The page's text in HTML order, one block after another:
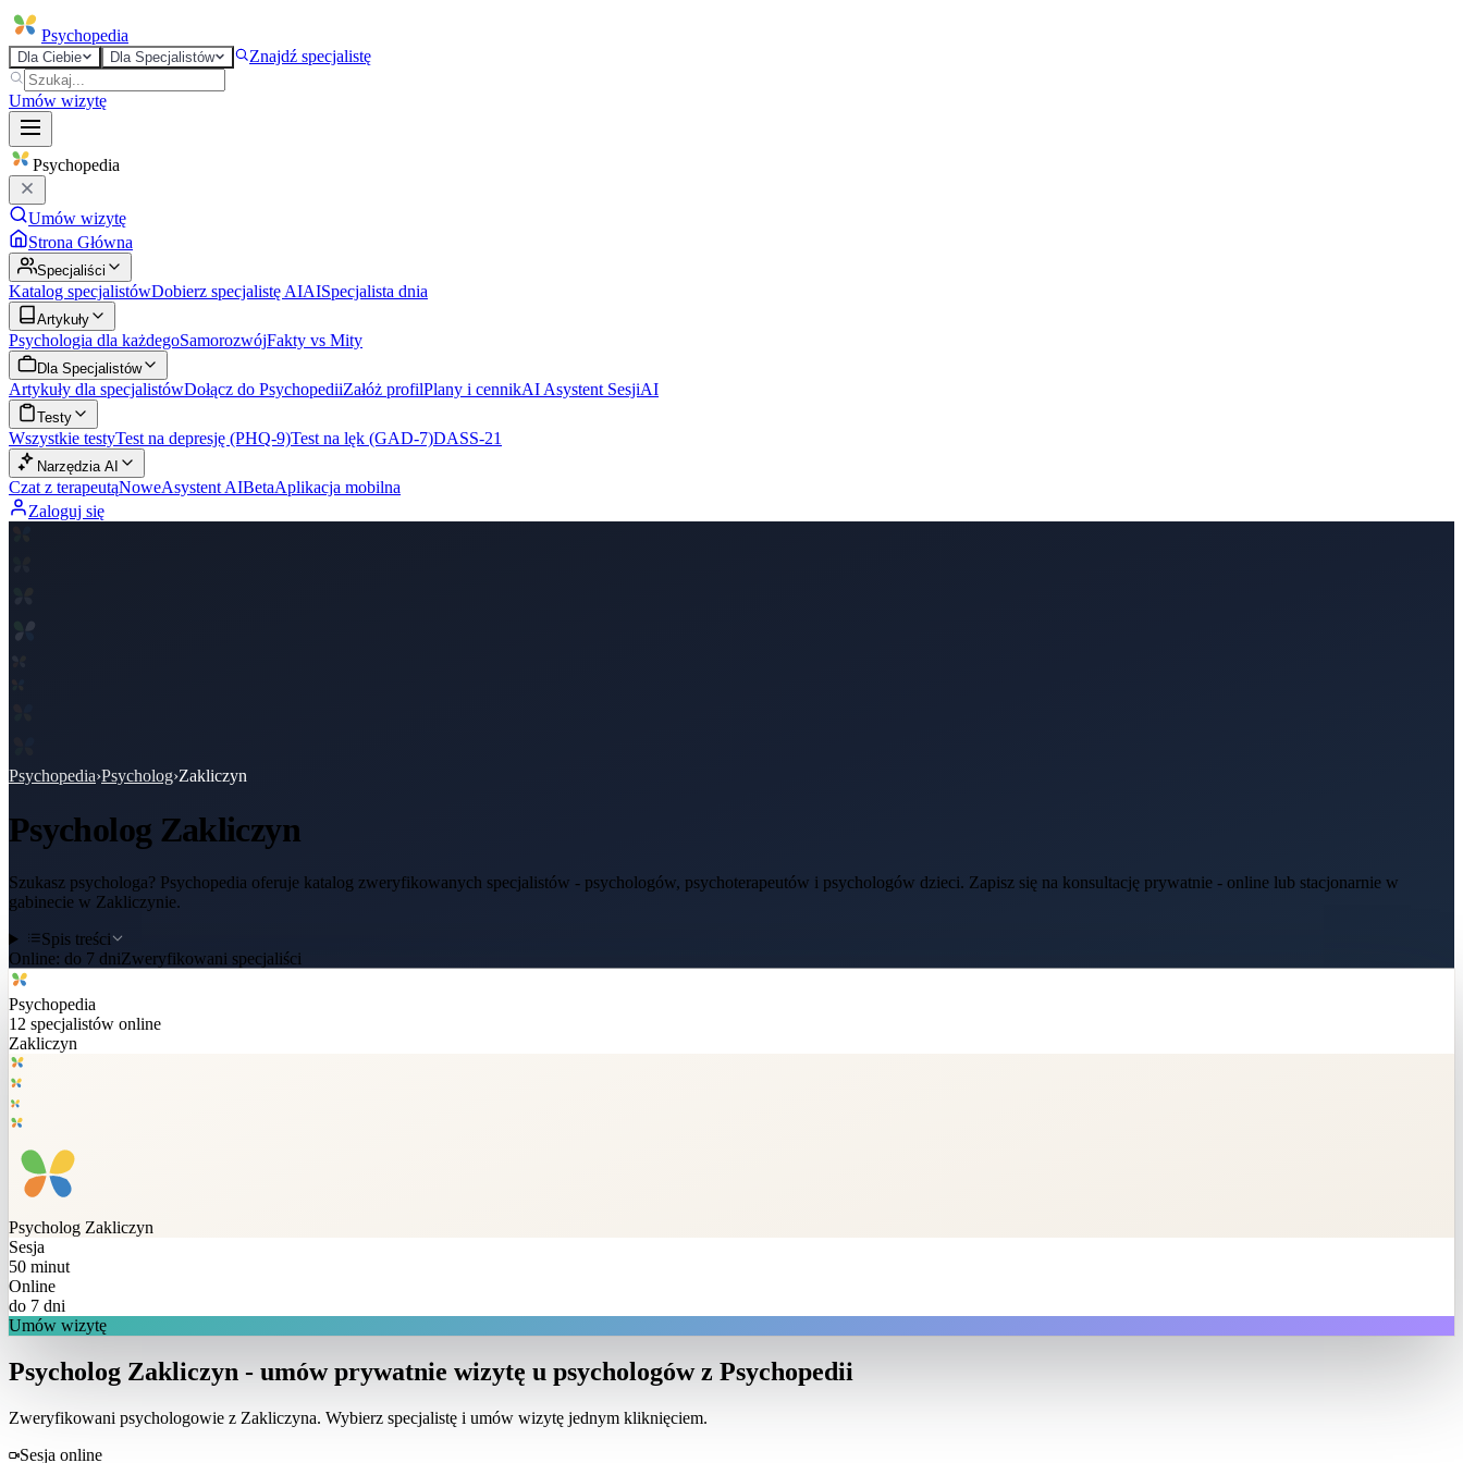
Psychopedia
Dla Ciebie Dla Specjalistów Znajdź specjalistę
Umów wizytę
Psychopedia
Umów wizytę
Strona Główna
Specjaliści
Katalog specjalistówDobierz specjalistę AIAISpecjalista dnia
Artykuły
Psychologia dla każdegoSamorozwójFakty vs Mity
Dla Specjalistów
Artykuły dla specjalistówDołącz do PsychopediiZałóż profilPlany i cennikAI Asystent SesjiAI
Testy
Wszystkie testyTest na depresję (PHQ-9)Test na lęk (GAD-7)DASS-21
Narzędzia AI
Czat z terapeutąNoweAsystent AIBetaAplikacja mobilna
Zaloguj się
Psychopedia›Psycholog›Zakliczyn
Psycholog Zakliczyn
Szukasz psychologa? Psychopedia oferuje katalog zweryfikowanych specjalistów - psychologów, psychoterapeutów i psychologów dzieci. Zapisz się na konsultację prywatnie - online lub stacjonarnie w
gabinecie w Zakliczynie.
Spis treści
Online: do 7 dniZweryfikowani specjaliści
Psychopedia
12 specjalistów online
Zakliczyn
Psycholog Zakliczyn
Sesja
50 minut
Online
do 7 dni
Umów wizytę
Psycholog Zakliczyn - umów prywatnie wizytę u psychologów z Psychopedii
Zweryfikowani psychologowie z Zakliczyna. Wybierz specjalistę i umów wizytę jednym kliknięciem.
Sesja online